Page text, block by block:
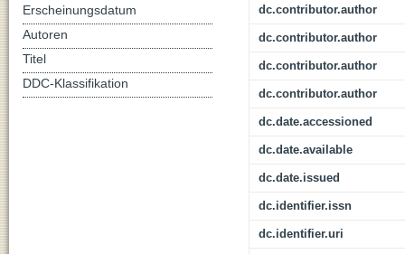
dc.contributor.author
dc.contributor.author
dc.contributor.author
dc.contributor.author
dc.date.accessioned
dc.date.available
dc.date.issued
dc.identifier.issn
dc.identifier.uri
Erscheinungsdatum
Autoren
Titel
DDC-Klassifikation